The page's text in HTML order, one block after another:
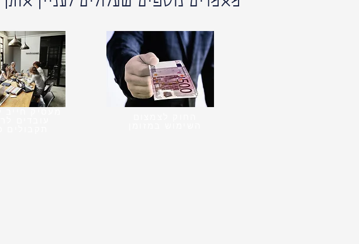
מאמרים נוספים שעלולים לעניין אותך